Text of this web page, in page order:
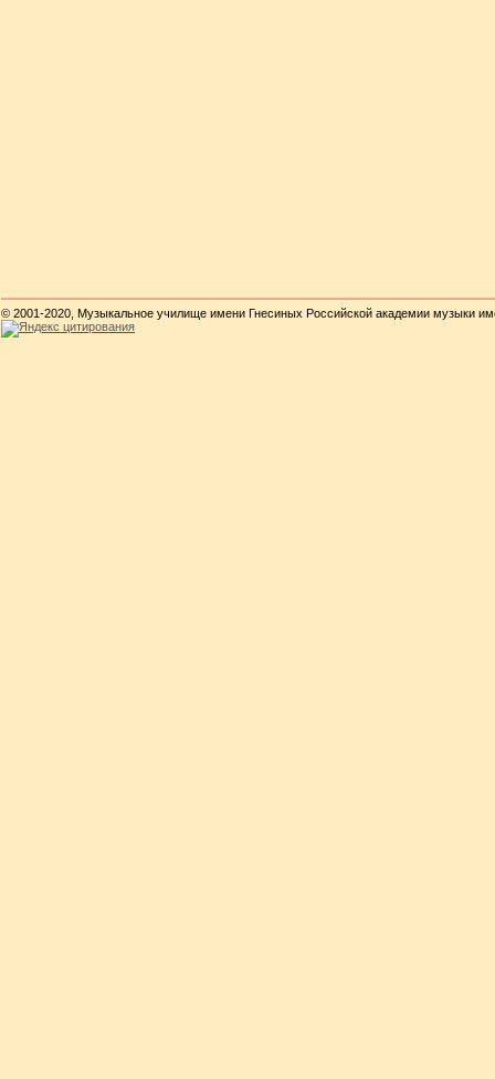
© 2001-2020, Музыкальное училище имени Гнесиных Российской академии музыки